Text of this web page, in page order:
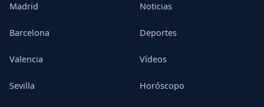
Madrid
Barcelona
Valencia
Sevilla
Noticias
Deportes
Vídeos
Horóscopo